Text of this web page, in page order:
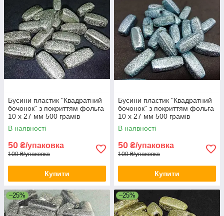
Бусини пластик "Квадратний
бочонок" з покриттям фольга
10 х 27 мм 500 грамів
В наявності
50 ₴/упаковка
100 ₴/упаковка
Купити
Бусини пластик "Квадратний
бочонок" з покриттям фольга
10 х 27 мм 500 грамів
В наявності
50 ₴/упаковка
100 ₴/упаковка
Купити
–25% –25%